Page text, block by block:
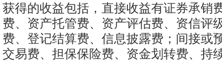
获得的收益包括，直接收益有证券承销
费、资产托管费、资产评估费、资信评
费、登记结算费、信息披露费；间接或
交易费、担保保险费、资金划转费、持